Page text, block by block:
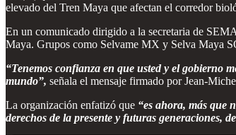
elevado del Tren Maya que afectan el corredor
En un comunicado dirigido a la secretaria de
Maya. Grupos como Selvame MX y Selva Maya
“Tenemos confianza en que usted y el gobierno
mundo”, señala el mensaje firmado por Jean-
La organización enfatizó que “es ahora, más que
derechos de la presente y futuras generaciones,